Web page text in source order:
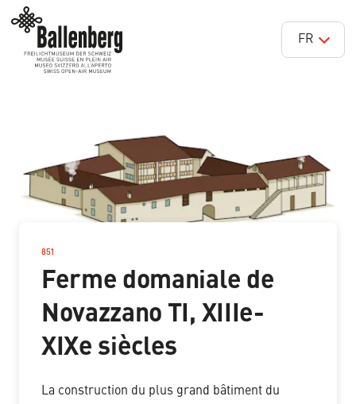
FR
851
–
Ferme domaniale de
Novazzano TI, XIIIe-
XIXe siècles
La construction du plus grand bâtiment du